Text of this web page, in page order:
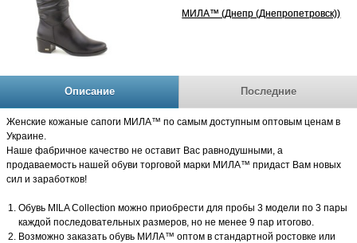
МИЛА™ (Днепр (Днепропетровск))
Описание Последние
Женские кожаные сапоги МИЛА™ по самым доступным оптовым ценам в
Украине.
Наше фабричное качество не оставит Вас равнодушными, а
продаваемость нашей обуви торговой марки МИЛА™ придаст Вам новых
сил и заработков!
Обувь MILA Collection можно приобрести для пробы 3 модели по 3 пары
каждой последовательных размеров, но не менее 9 пар итогово.
Возможно заказать обувь МИЛА™ оптом в стандартной ростовке или